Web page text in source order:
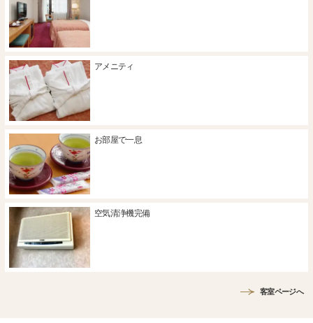
アメニティ
お部屋で一息
空気清浄機完備
客室ページへ